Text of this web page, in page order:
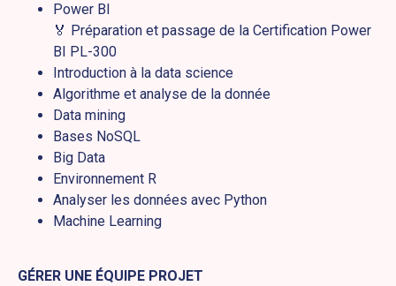
Power BI
🏅 Préparation et passage de la Certification Power
BI PL-300
Introduction à la data science
Algorithme et analyse de la donnée
Data mining
Bases NoSQL
Big Data
Environnement R
Analyser les données avec Python
Machine Learning
GÉRER UNE ÉQUIPE PROJET